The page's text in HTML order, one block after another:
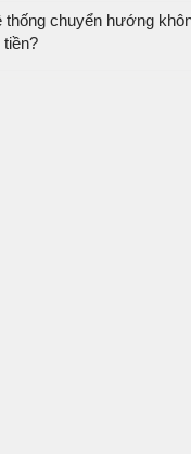
thống chuyển hướng
tiền?